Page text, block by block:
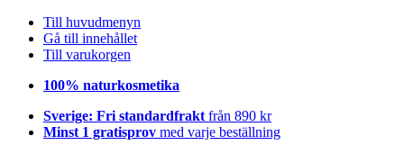
Till huvudmenyn
Gå till innehållet
Till varukorgen
100% naturkosmetika
Sverige: Fri standardfrakt från 890 kr
Minst 1 gratisprov med varje beställning